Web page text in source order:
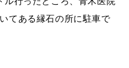
てある縁石の所に駐車で